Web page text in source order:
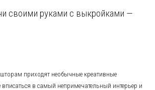
своими руками с выкройками —
приходят необычные креативные
вписаться в самый непримечательный интерьер и